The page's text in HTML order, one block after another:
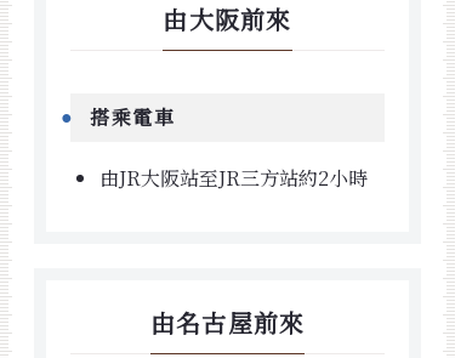
由大阪前來
搭乘電車
由JR大阪站至JR三方站約2小時
由名古屋前來